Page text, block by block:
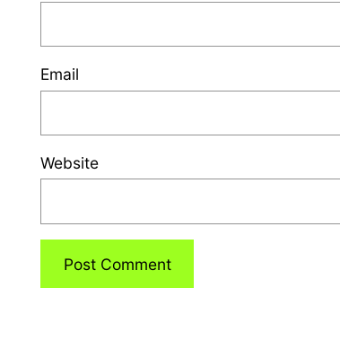
Email
Website